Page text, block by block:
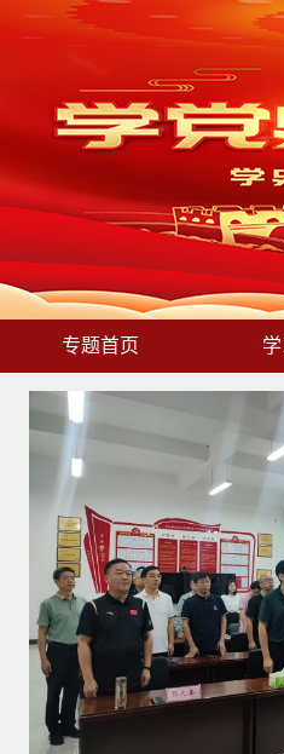
专题首页